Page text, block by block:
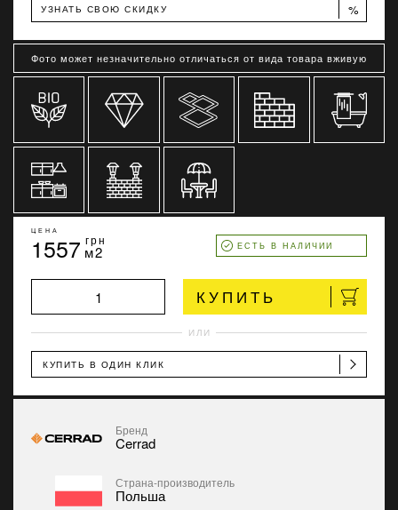
УЗНАТЬ СВОЮ СКИДКУ %
Фото может незначительно отличаться от вида товара вживую
ЦЕНА
1557 грн
м2 ЕСТЬ В НАЛИЧИИ
КУПИТЬ
ИЛИ
КУПИТЬ В ОДИН КЛИК
Бренд
Cerrad
Страна-производитель
Польша